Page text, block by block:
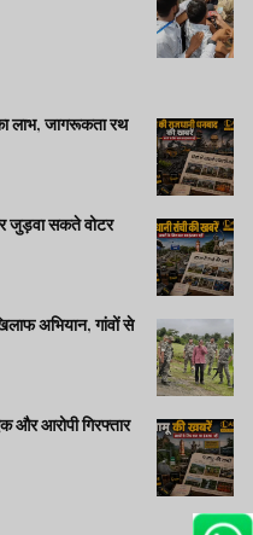
लाभ, जागरूकता रथ
जुड़वा सकते वोटर
अभियान, गांवों से
और आरोपी गिरफ्तार